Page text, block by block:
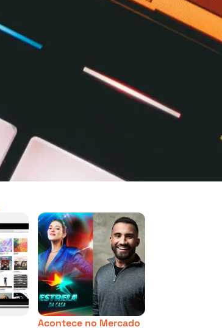
Acontece no Mercado